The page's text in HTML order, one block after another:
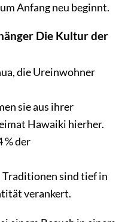
Anfang neu beginnt.
Die Kultur der
die Ureinwohner
sie aus ihrer
Hawaiki hierher.
% der
Traditionen sind tief in
verankert.